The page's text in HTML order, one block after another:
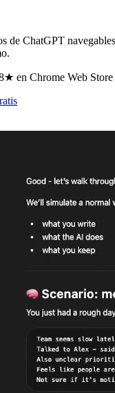
de ChatGPT
en Chrome Web Store